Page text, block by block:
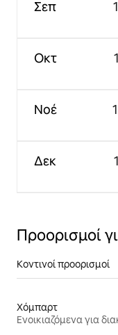
Σεπ
Οκτ
Νοέ
Δεκ
Προορισμοί
Κοντινοί προορισμοί
Χόμπαρτ
Ενοικιαζόμενα για